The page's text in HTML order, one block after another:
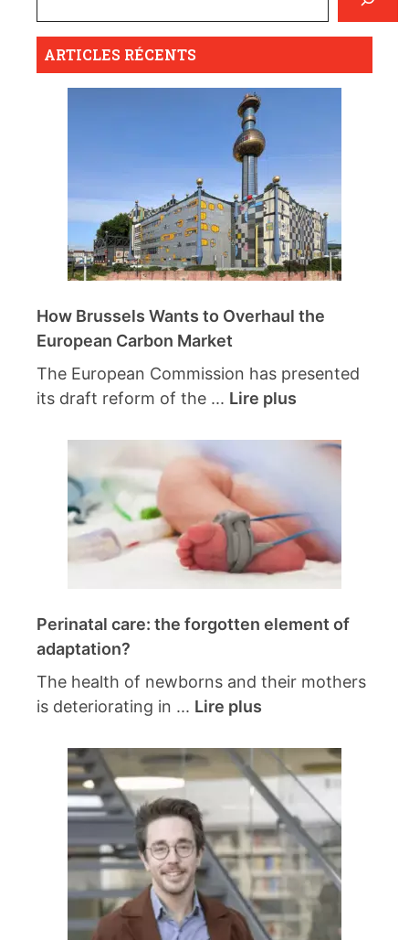
ARTICLES RÉCENTS
How Brussels Wants to Overhaul the
European Carbon Market
The European Commission has presented
its draft reform of the ... Lire plus
Perinatal care: the forgotten element of
adaptation?
The health of newborns and their mothers
is deteriorating in ... Lire plus